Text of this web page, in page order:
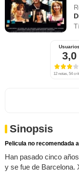
Usuarios
3,0
12 notas, 54
Sinopsis
Pelicula no recomendada
Han pasado cinco
y se fue de Barcelona.